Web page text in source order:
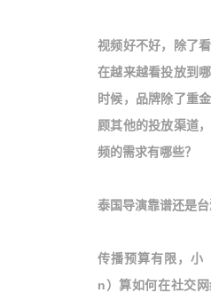
视频好不好，除了
在越来越看投放到
时候，品牌除了重
顾其他的投放渠道
频的需求有哪些？
泰国导演靠谱还是台
传播预算有限，小
n）算如何在社交网